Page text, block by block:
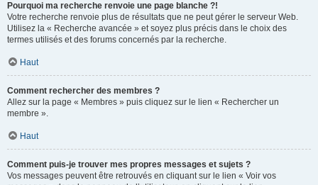
Pourquoi ma recherche renvoie une page blanche ?!
Votre recherche renvoie plus de résultats que ne peut gérer le serveur Web.
Utilisez la « Recherche avancée » et soyez plus précis dans le choix des
termes utilisés et des forums concernés par la recherche.
Haut
Comment rechercher des membres ?
Allez sur la page « Membres » puis cliquez sur le lien « Rechercher un
membre ».
Haut
Comment puis-je trouver mes propres messages et sujets ?
Vos messages peuvent être retrouvés en cliquant sur le lien « Voir vos